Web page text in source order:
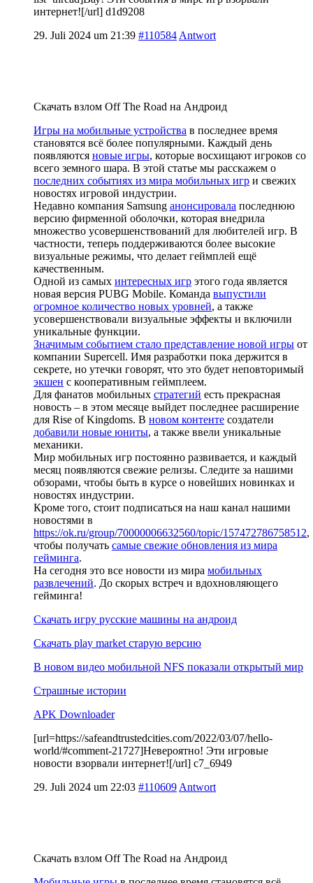
интернет![/url] d1d9208
29. Juli 2024 um 21:39 #110584 Antwort
Скачать взлом Off The Road на Андроид
Игры на мобильные устройства в последнее время
становятся всё более популярными. Каждый день
появляются новые игры, которые восхищают игроков со
всего земного шара. В этой статье мы расскажем о
последних событиях из мира мобильных игр и свежих
новостях игровой индустрии.
Недавно компания Samsung анонсировала последнюю
версию фирменной оболочки, которая внедрила
множество усовершенствований для любителей игр. В
частности, теперь поддерживаются более высокие
визуальные режимы, что делает геймплей ещё
качественным.
Одной из самых интересных игр этого года является
новая версия PUBG Mobile. Команда выпустили
огромное количество новых уровней, а также
усовершенствовали визуальные эффекты и включили
уникальные функции.
Значимым событием стало представление новой игры от
компании Supercell. Имя разработки пока держится в
секрете, но утечки говорят, что это будет неповторимый
экшен с кооперативным геймплеем.
Для фанатов мобильных стратегий есть прекрасная
новость – в этом месяце выйдет последнее расширение
для Rise of Kingdoms. В новом контенте создатели
добавили новые юниты, а также ввели уникальные
механики.
Мир мобильных игр постоянно развивается, и каждый
месяц появляются свежие релизы. Следите за нашими
обзорами, чтобы быть в курсе о новейших новинках и
новостях индустрии.
Кроме того, стоит подписаться на наш канал нашими
новостями в
https://ok.ru/group/70000006632560/topic/157472786758512,
чтобы получать самые свежие обновления из мира
гейминга.
На сегодня это все новости из мира мобильных
развлечений. До скорых встреч и вдохновляющего
гейминга!
Скачать игру русские машины на андроид
Скачать play market старую версию
В новом видео мобильной NFS показали открытый мир
Страшные истории
APK Downloader
[url=https://safeandtrustedcities.com/2022/03/07/hello-
world/#comment-21727]Невероятно! Эти игровые
новости взорвали интернет![/url] c7_6949
29. Juli 2024 um 22:03 #110609 Antwort
Скачать взлом Off The Road на Андроид